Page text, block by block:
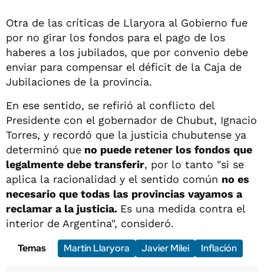
Otra de las críticas de Llaryora al Gobierno fue
por no girar los fondos para el pago de los
haberes a los jubilados, que por convenio debe
enviar para compensar el déficit de la Caja de
Jubilaciones de la provincia.
En ese sentido, se refirió al conflicto del
Presidente con el gobernador de Chubut, Ignacio
Torres, y recordó que la justicia chubutense ya
determinó que no puede retener los fondos que
legalmente debe transferir, por lo tanto "si se
aplica la racionalidad y el sentido común no es
necesario que todas las provincias vayamos a
reclamar a la justicia. Es una medida contra el
interior de Argentina", consideró.
Temas
Martín Llaryora Javier Milei Inflación